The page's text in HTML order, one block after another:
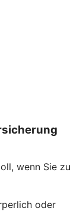
wenn Sie zu
oder